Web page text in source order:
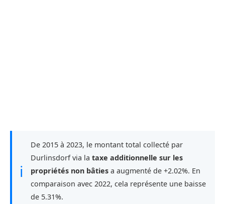
ℹ
De 2015 à 2023, le montant total collecté par
Durlinsdorf via la taxe additionnelle sur les
propriétés non bâties a augmenté de +2.02%. En
comparaison avec 2022, cela représente une baisse
de 5.31%.